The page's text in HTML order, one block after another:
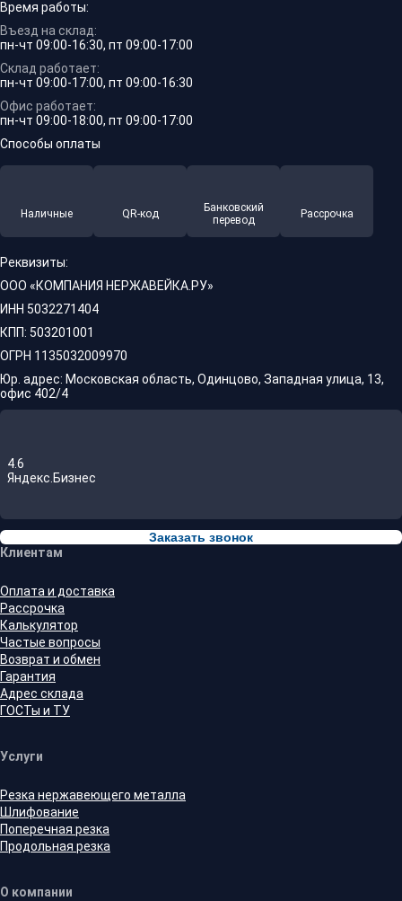
Время работы:
Въезд на склад:
пн-чт 09:00-16:30, пт 09:00-17:00
Склад работает:
пн-чт 09:00-17:00, пт 09:00-16:30
Офис работает:
пн-чт 09:00-18:00, пт 09:00-17:00
Способы оплаты
Наличные QR-код
Банковский
перевод
Рассрочка
Реквизиты:
ООО «КОМПАНИЯ НЕРЖАВЕЙКА.РУ»
ИНН 5032271404
КПП: 503201001
ОГРН 1135032009970
Юр. адрес: Московская область, Одинцово, Западная улица, 13,
офис 402/4
4.6
Яндекс.Бизнес
Заказать звонок
Клиентам
Оплата и доставка
Рассрочка
Калькулятор
Частые вопросы
Возврат и обмен
Гарантия
Адрес склада
ГОСТы и ТУ
Услуги
Резка нержавеющего металла
Шлифование
Поперечная резка
Продольная резка
О компании